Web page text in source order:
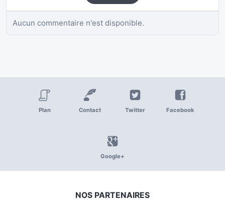
Aucun commentaire n'est disponible.
Plan Contact Twitter Facebook
Google+
NOS PARTENAIRES